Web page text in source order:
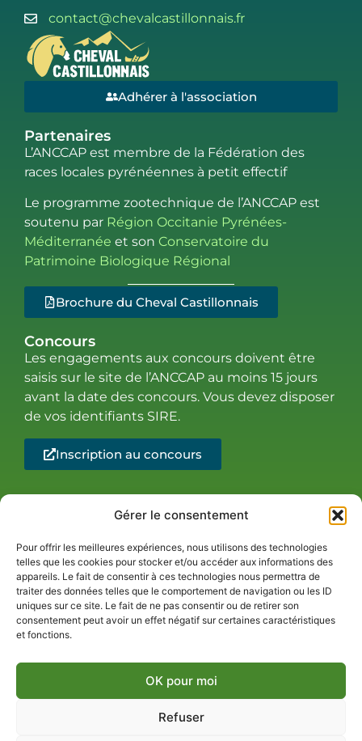
Gérer le consentement
Pour offrir les meilleures expériences, nous utilisons des technologies
telles que les cookies pour stocker et/ou accéder aux informations des
appareils. Le fait de consentir à ces technologies nous permettra de
traiter des données telles que le comportement de navigation ou les ID
uniques sur ce site. Le fait de ne pas consentir ou de retirer son
consentement peut avoir un effet négatif sur certaines caractéristiques
et fonctions.
OK pour moi
Refuser
contact@chevalcastillonnais.fr
Adhérer à l'association
Partenaires
L’ANCCAP est membre de la Fédération des
races locales pyrénéennes à petit effectif
Le programme zootechnique de l’ANCCAP est
soutenu par Région Occitanie Pyrénées-
Méditerranée et son Conservatoire du
Patrimoine Biologique Régional
Brochure du Cheval Castillonnais
Concours
Les engagements aux concours doivent être
saisis sur le site de l’ANCCAP au moins 15 jours
avant la date des concours. Vous devez disposer
de vos identifiants SIRE.
Inscription au concours
Copyright Le
cheval
Castillonnais |
Création :walma
Politique de cookies (UE)
Mentions légales
Nous rejoindre